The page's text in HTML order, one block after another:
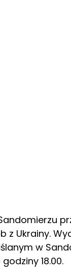
z Ukrainy.
w
18.00.